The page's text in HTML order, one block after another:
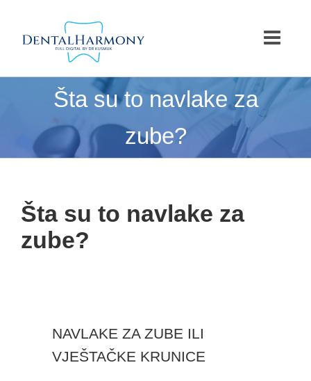
content
Šta su to navlake za
zube?
Šta su to navlake za
zube?
NAVLAKE ZA ZUBE ILI
VJEŠTAČKE KRUNICE